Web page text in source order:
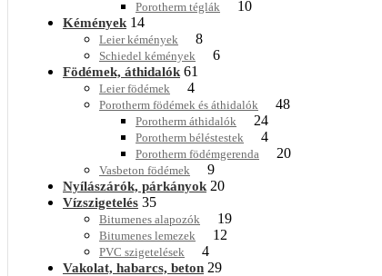
Porotherm téglák 10
Kémények 14
Leier kémények 8
Schiedel kémények 6
Födémek, áthidalók 61
Leier födémek 4
Porotherm födémek és áthidalók 48
Porotherm áthidalók 24
Porotherm béléstestek 4
Porotherm födémgerenda 20
Vasbeton födémek 9
Nyílászárók, párkányok 20
Vízszigetelés 35
Bitumenes alapozók 19
Bitumenes lemezek 12
PVC szigetelések 4
Vakolat, habarcs, beton 29